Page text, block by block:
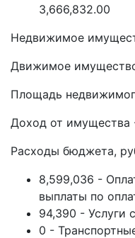
3,666,832.00
Недвижимое
Движимое
Площадь
Доход от имущества
Расходы бюджета,
8,599,036 -
выплаты по
94,390 - Услуги
0 -